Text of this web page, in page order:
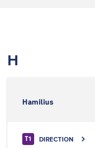
H
Hamilius
T1 DIRECTION